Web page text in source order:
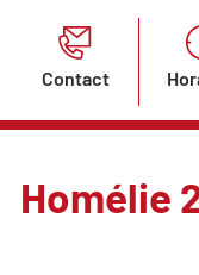
Contact
Homélie